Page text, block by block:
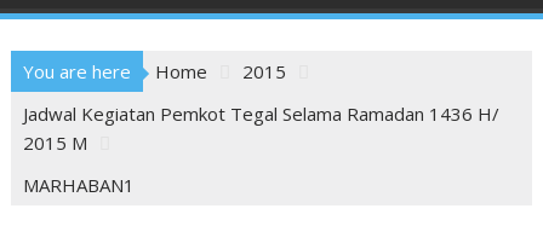
You are here Home
2015
Jadwal Kegiatan Pemkot Tegal Selama Ramadan 1436 H/
2015 M
MARHABAN1